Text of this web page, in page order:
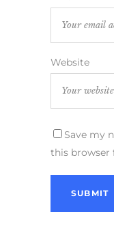
Website
Save my
this browser